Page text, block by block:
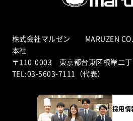
株式会社マルゼン MARUZEN
本社
〒110-0003 東京都台東区根岸二丁
TEL:03-5603-7111（代表）
採用情